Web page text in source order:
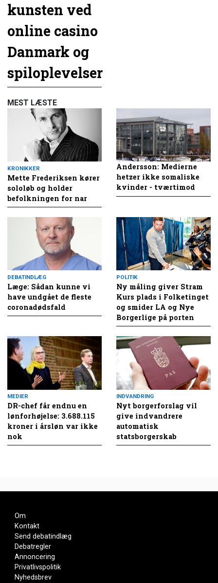
kunsten ved
online casino
Danmark og
spiloplevelser
MEST LÆSTE
KRONIKKER
Mette Frederiksen kører
sololøb og holder
befolkningen for nar
Andersson: Medierne
hetzer ikke somaliske
kvinder - tværtimod
DEBATINDLÆG
Læge: Sådan kunne vi
have undgået de fleste
coronadødsfald
POLITIK
Ny måling giver Stram
Kurs plads i Folketinget
og smider LA og Nye
Borgerlige på porten
MEDIER
DR-chef får endnu en
lønforhøjelse: 3.688.115
kroner i årsløn var ikke
nok
INDVANDRING
Nyt borgerforslag vil
give indvandrere
automatisk
statsborgerskab
Om
Kontakt
Send debatindlæg
Debatregler
Annoncering
Privatlivspolitik
Nyhedsbrev